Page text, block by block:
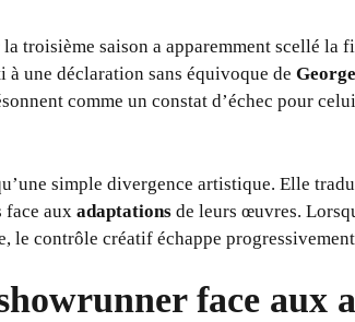
troisième saison a apparemment scellé la
à une déclaration sans équivoque de
comme un constat d’échec pour
simple divergence artistique. Elle
face aux adaptations de leurs œuvres.
le contrôle créatif échappe
face aux